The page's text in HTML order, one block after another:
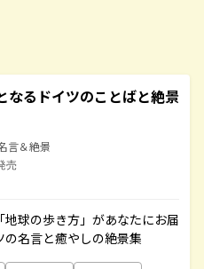
なるドイツのことばと絶景
言＆絶景
売
球の歩き方」があなたにお届
名言と癒やしの絶景集